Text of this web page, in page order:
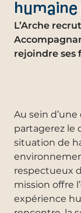
L’Arche
rejoindre ses
Au sein
partagerez le
situation de
respectueux
mission offre
expérience